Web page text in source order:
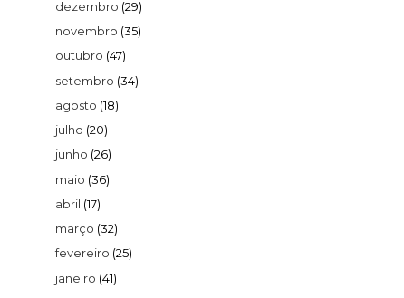
dezembro (29)
novembro (35)
outubro (47)
setembro (34)
agosto (18)
julho (20)
junho (26)
maio (36)
abril (17)
março (32)
fevereiro (25)
janeiro (41)